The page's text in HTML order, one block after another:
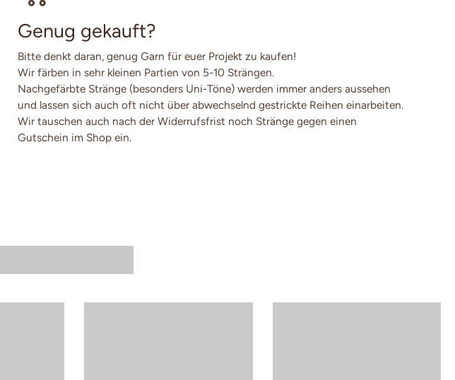
Genug gekauft?
Bitte denkt daran, genug Garn für euer Projekt zu kaufen!
Wir färben in sehr kleinen Partien von 5-10 Strängen.
Nachgefärbte Stränge (besonders Uni-Töne) werden immer anders aussehen
und lassen sich auch oft nicht über abwechselnd gestrickte Reihen einarbeiten.
Wir tauschen auch nach der Widerrufsfrist noch Stränge gegen einen
Gutschein im Shop ein.